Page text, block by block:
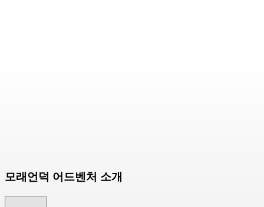
모래언덕 어드벤처 소개